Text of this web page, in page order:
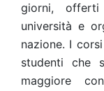
giorni,
università e
nazione. I
studenti che
maggiore